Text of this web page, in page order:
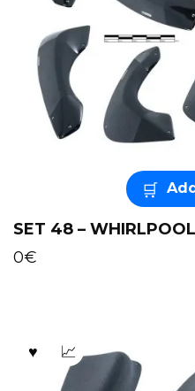
SET 48 –
0€